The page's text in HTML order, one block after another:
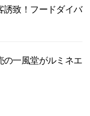
誘致！フードダイバ
の一風堂がルミネエ